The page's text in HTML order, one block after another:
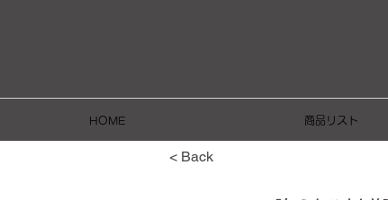
HOME 商品リスト
< Back